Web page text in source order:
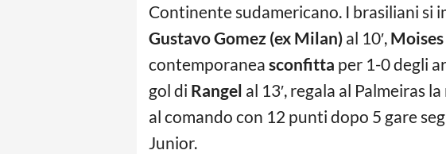
Continente sudamericano. I brasiliani si
Gustavo Gomez (ex Milan) al 10′, Moises
contemporanea sconfitta per 1-0 degli
gol di Rangel al 13′, regala al Palmeiras
al comando con 12 punti dopo 5 gare
Junior.